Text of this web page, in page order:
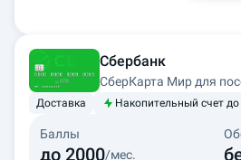
Сбербанк
СберКарта Мир для
Доставка Накопительный счет до
Баллы
до 2000/мес.